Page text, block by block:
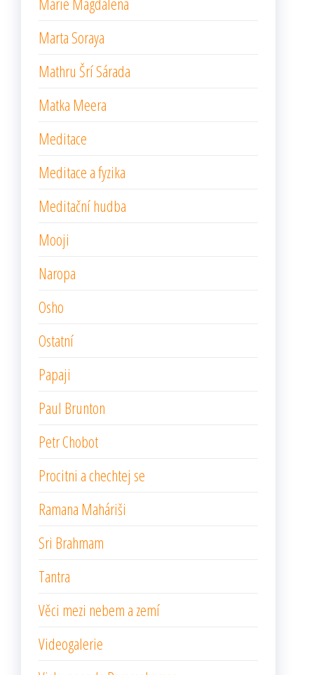
Marta Soraya
Mathru Šrí Sárada
Matka Meera
Meditace
Meditace a fyzika
Meditační hudba
Mooji
Naropa
Osho
Ostatní
Papaji
Paul Brunton
Petr Chobot
Procitni a chechtej se
Ramana Maháriši
Sri Brahmam
Tantra
Věci mezi nebem a zemí
Videogalerie